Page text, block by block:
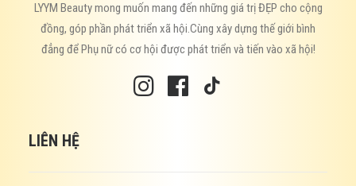
LYYM Beauty mong muốn mang đến những giá trị ĐẸP cho cộng
đồng, góp phần phát triển xã hội.Cùng xây dựng thế giới bình
đẳng để Phụ nữ có cơ hội được phát triển và tiến vào xã hội!
LIÊN HỆ